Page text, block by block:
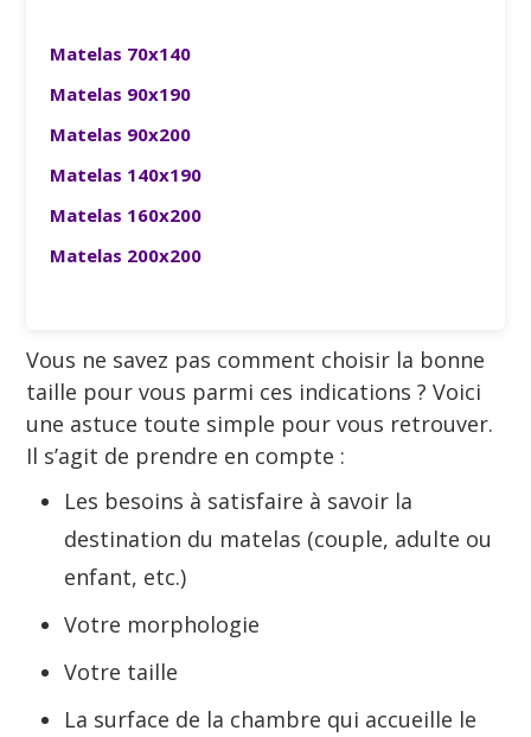
Matelas 70x140
Matelas 90x190
Matelas 90x200
Matelas 140x190
Matelas 160x200
Matelas 200x200
Vous ne savez pas comment choisir la bonne
taille pour vous parmi ces indications ? Voici
une astuce toute simple pour vous retrouver.
Il s’agit de prendre en compte :
Les besoins à satisfaire à savoir la
destination du matelas (couple, adulte ou
enfant, etc.)
Votre morphologie
Votre taille
La surface de la chambre qui accueille le